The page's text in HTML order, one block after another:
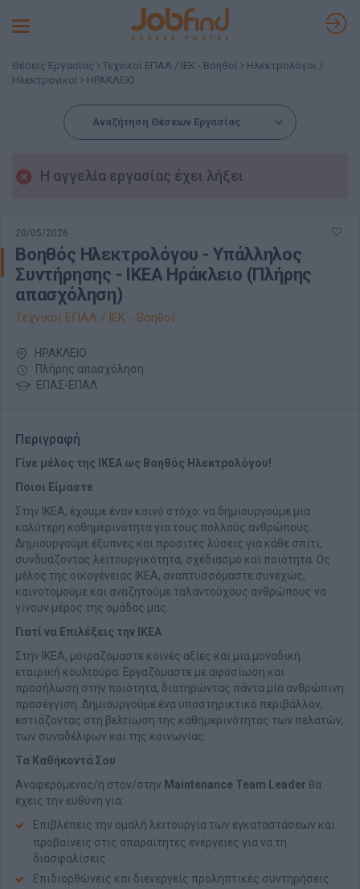
Toggle
Θέσεις Εργασίας Τεχνικοί ΕΠΑΛ / ΙΕΚ - Βοηθοί
Ηλεκτρολόγοι /
Ηλεκτρονικοί
ΗΡΑΚΛΕΙΟ
Αναζήτηση Θέσεων Εργασίας
Η αγγελία εργασίας έχει λήξει
20/05/2026
Βοηθός Ηλεκτρολόγου - Υπάλληλος
Συντήρησης - ΙΚΕΑ Ηράκλειο (Πλήρης
απασχόληση)
Τεχνικοί ΕΠΑΛ / ΙΕΚ - Βοηθοί
ΗΡΑΚΛΕΙΟ
Πλήρης απασχόληση
ΕΠΑΣ-ΕΠΑΛ
Περιγραφή
Γίνε μέλος της ΙΚΕΑ ως Βοηθός Ηλεκτρολόγου!
Ποιοι Είμαστε
Στην ΙΚΕΑ, έχουμε έναν κοινό στόχο: να δημιουργούμε μια
καλύτερη καθημερινότητα για τους πολλούς ανθρώπους.
Δημιουργούμε έξυπνες και προσιτές λύσεις για κάθε σπίτι,
συνδυάζοντας λειτουργικότητα, σχεδιασμό και ποιότητα. Ως
μέλος της οικογένειας ΙΚΕΑ, αναπτυσσόμαστε συνεχώς,
καινοτομούμε και αναζητούμε ταλαντούχους ανθρώπους να
γίνουν μέρος της ομάδας μας.
Γιατί να Επιλέξεις την ΙΚΕΑ
Στην ΙΚΕΑ, μοιραζόμαστε κοινές αξίες και μια μοναδική
εταιρική κουλτούρα. Εργαζόμαστε με αφοσίωση και
προσήλωση στην ποιότητα, διατηρώντας πάντα μία ανθρώπινη
προσέγγιση. Δημιουργούμε ένα υποστηρικτικό περιβάλλον,
εστιάζοντας στη βελτίωση της καθημερινότητας των πελατών,
των συναδέλφων και της κοινωνίας.
Τα Καθήκοντά Σου
Αναφερόμενος/η στον/στην Maintenance Team Leader θα
έχεις την ευθύνη για:
Επιβλέπεις την ομαλή λειτουργία των εγκαταστάσεων και
προβαίνεις στις απαραίτητες ενέργειες για να τη
διασφαλίσεις
Επιδιορθώνεις και διενεργείς προληπτικές συντηρήσεις